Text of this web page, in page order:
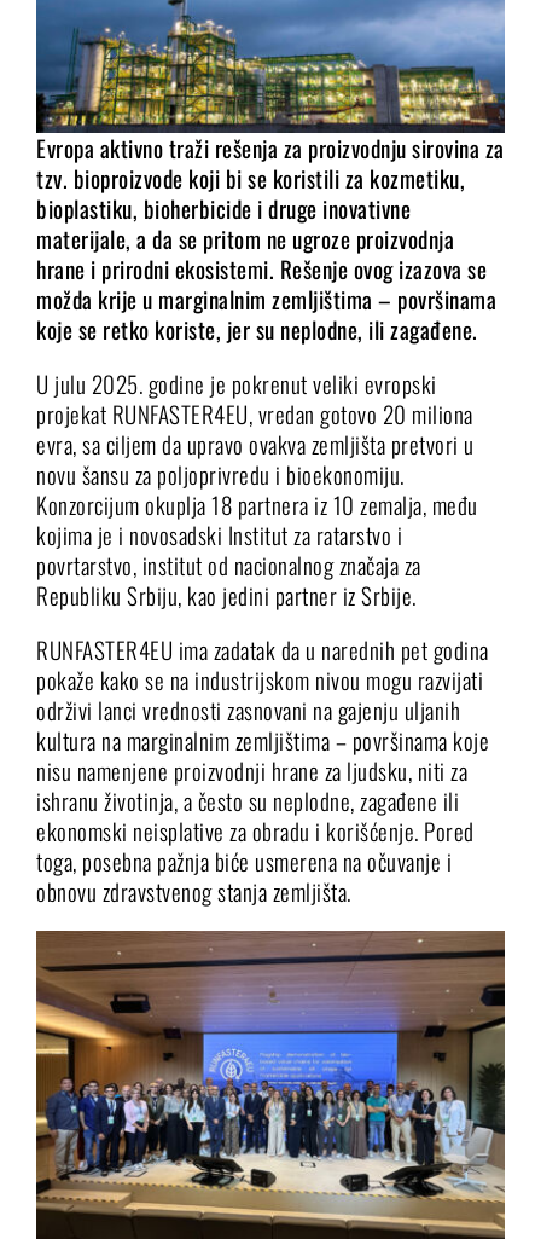
Evropa aktivno traži rešenja za proizvodnju sirovina za
tzv. bioproizvode koji bi se koristili za kozmetiku,
bioplastiku, bioherbicide i druge inovativne
materijale, a da se pritom ne ugroze proizvodnja
hrane i prirodni ekosistemi. Rešenje ovog izazova se
možda krije u marginalnim zemljištima – površinama
koje se retko koriste, jer su neplodne, ili zagađene.
U julu 2025. godine je pokrenut veliki evropski
projekat RUNFASTER4EU, vredan gotovo 20 miliona
evra, sa ciljem da upravo ovakva zemljišta pretvori u
novu šansu za poljoprivredu i bioekonomiju.
Konzorcijum okuplja 18 partnera iz 10 zemalja, među
kojima je i novosadski Institut za ratarstvo i
povrtarstvo, institut od nacionalnog značaja za
Republiku Srbiju, kao jedini partner iz Srbije.
RUNFASTER4EU ima zadatak da u narednih pet godina
pokaže kako se na industrijskom nivou mogu razvijati
održivi lanci vrednosti zasnovani na gajenju uljanih
kultura na marginalnim zemljištima – površinama koje
nisu namenjene proizvodnji hrane za ljudsku, niti za
ishranu životinja, a često su neplodne, zagađene ili
ekonomski neisplative za obradu i korišćenje. Pored
toga, posebna pažnja biće usmerena na očuvanje i
obnovu zdravstvenog stanja zemljišta.